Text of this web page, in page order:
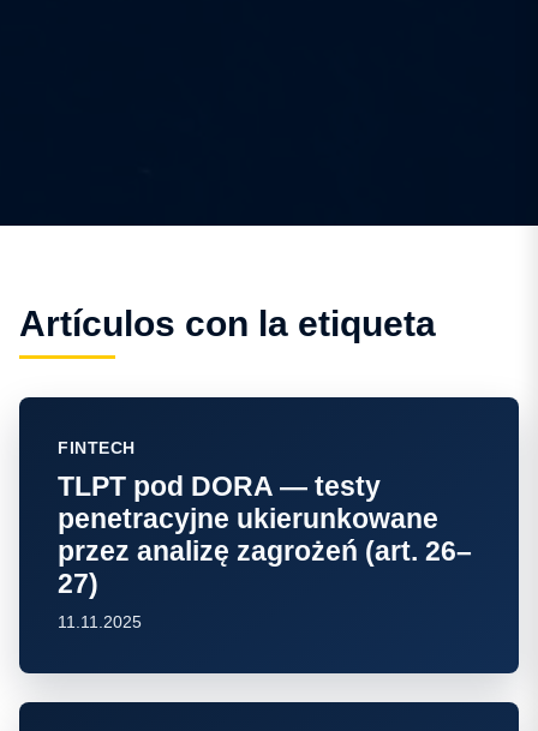
Artículos con la etiqueta
FINTECH
TLPT pod DORA — testy
penetracyjne ukierunkowane
przez analizę zagrożeń (art. 26–
27)
11.11.2025